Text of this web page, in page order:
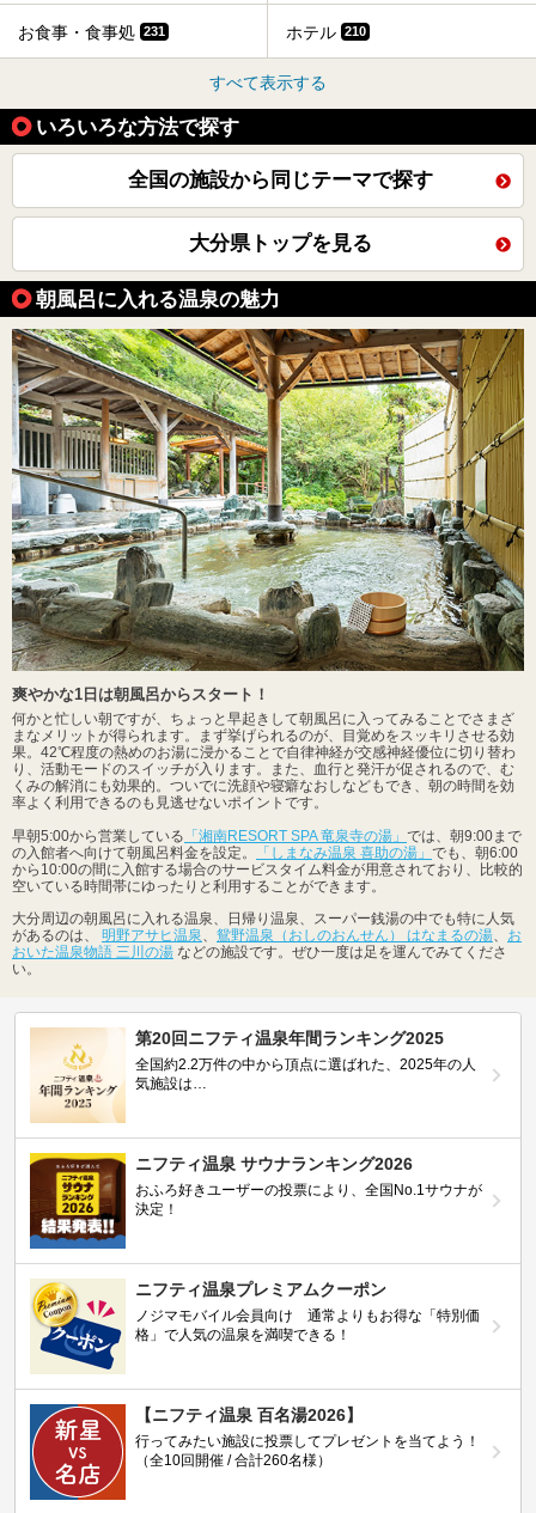
お食事・食事処 231 ホテル 210
すべて表示する
いろいろな方法で探す
全国の施設から同じテーマで探す
大分県トップを見る
朝風呂に入れる温泉の魅力
爽やかな1日は朝風呂からスタート！
何かと忙しい朝ですが、ちょっと早起きして朝風呂に入ってみることでさまざ
まなメリットが得られます。まず挙げられるのが、目覚めをスッキリさせる効
果。42℃程度の熱めのお湯に浸かることで自律神経が交感神経優位に切り替わ
り、活動モードのスイッチが入ります。また、血行と発汗が促されるので、む
くみの解消にも効果的。ついでに洗顔や寝癖なおしなどもでき、朝の時間を効
率よく利用できるのも見逃せないポイントです。
早朝5:00から営業している 「湘南RESORT SPA 竜泉寺の湯」 では、朝9:00まで
の入館者へ向けて朝風呂料金を設定。
「しまなみ温泉 喜助の湯」 でも、朝6:00
から10:00の間に入館する場合のサービスタイム料金が用意されており、比較的
空いている時間帯にゆったりと利用することができます。
大分周辺の朝風呂に入れる温泉、日帰り温泉、スーパー銭湯の中でも特に人気
があるのは、 明野アサヒ温泉 鴛野温泉（おしのおんせん） はなまるの湯
お
おいた温泉物語 三川の湯 などの施設です。ぜひ一度は足を運んでみてくださ
い。
第20回ニフティ温泉年間ランキング2025
全国約2.2万件の中から頂点に選ばれた、2025年の人
気施設は…
ニフティ温泉 サウナランキング2026
おふろ好きユーザーの投票により、全国No.1サウナが
決定！
ニフティ温泉プレミアムクーポン
ノジマモバイル会員向け 通常よりもお得な「特別価
格」で人気の温泉を満喫できる！
【ニフティ温泉 百名湯2026】
行ってみたい施設に投票してプレゼントを当てよう！
（全10回開催 / 合計260名様）